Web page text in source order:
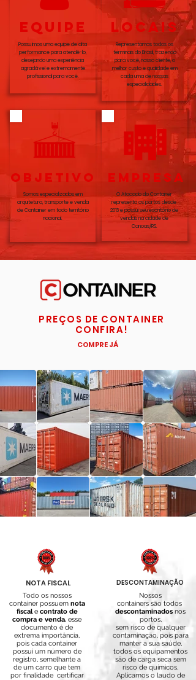
equipe
Possuímos uma equipe de alta
performance para atendê-lo,
desejando uma experiência
agradável e extremamente
profissional para você.
LOCAIS
Representamos todos os
terminais do Brasil, trazendo
para você, nosso cliente, o
melhor custo e qualidade em
cada uma de nossas
especialidades.
OBJETIVO
Somos especializados em
arquitetura, transporte e venda
de Container em todo território
nacional.
EMPRESA
O Atacado do Container
representa os portos desde
2013 e possui seu escritório de
vendas na cidade de
Canoas/RS.
PREÇOS DE CONTAINER
CONFIRA!
COMPRE JÁ
NOTA FISCAL
Todo os nossos
container possuem nota
fiscalecontrato de
compra e venda. esse
documento é de
extrema importância,
pois cada container
possui um número de
registro, semelhante a
de um carro que tem
por finalidade certificar
DESCONTAMINAÇÃO
Nossos
containers são todos
descontaminadosnos
portos,
sem risco de qualquer
contaminação, pois para
manter a sua saúde,
todos os equipamentos
são de carga seca sem
risco de químicos.
Aplicamos o laudo de